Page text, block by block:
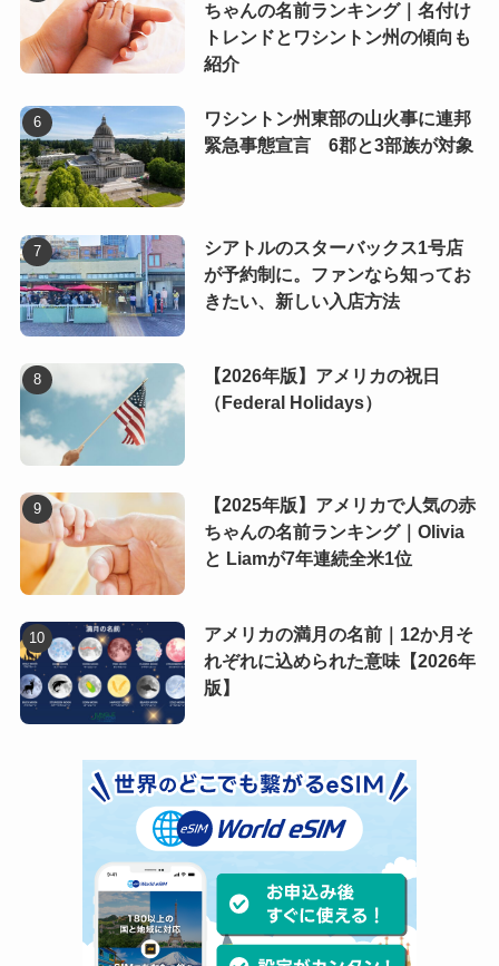
ちゃんの名前ランキング｜名付け
トレンドとワシントン州の傾向も
紹介
ワシントン州東部の山火事に連邦
緊急事態宣言 6郡と3部族が対象
シアトルのスターバックス1号店
が予約制に。ファンなら知ってお
きたい、新しい入店方法
【2026年版】アメリカの祝日
（Federal Holidays）
【2025年版】アメリカで人気の赤
ちゃんの名前ランキング｜Olivia
と Liamが7年連続全米1位
アメリカの満月の名前｜12か月そ
れぞれに込められた意味【2026年
版】